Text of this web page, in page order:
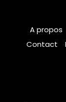
A propos
Contact